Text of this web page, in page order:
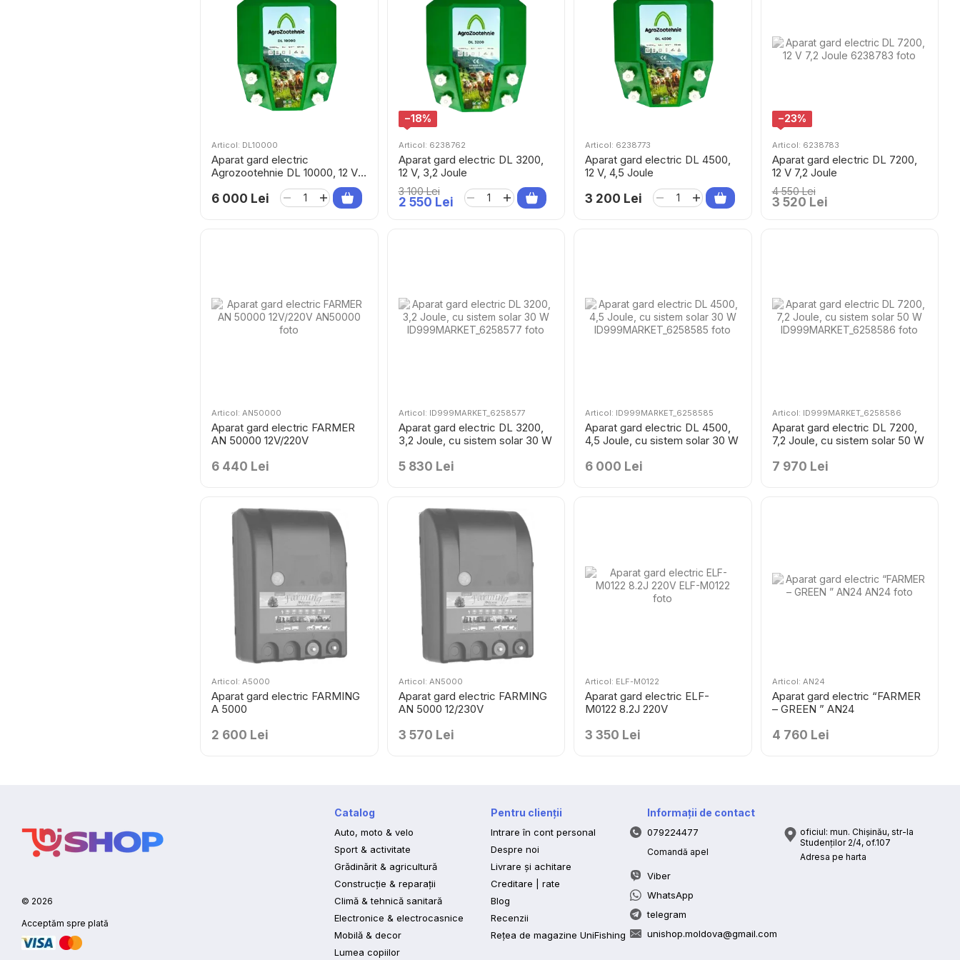
Articol: DL10000
Aparat gard electric
Agrozootehnie DL 10000, 12 V,
6 000 Lei
−18%
Articol: 6238762
Aparat gard electric DL 3200,
12 V, 3,2 Joule
3 100 Lei
2 550 Lei
Articol: 6238773
Aparat gard electric DL 4500,
12 V, 4,5 Joule
3 200 Lei
−23%
Articol: 6238783
Aparat gard electric DL 7200,
12 V 7,2 Joule
4 550 Lei
3 520 Lei
Articol: AN50000
Aparat gard electric FARMER
AN 50000 12V/220V
6 440 Lei
Articol: ID999MARKET_6258577
Aparat gard electric DL 3200,
3,2 Joule, cu sistem solar 30 W
5 830 Lei
Articol: ID999MARKET_6258585
Aparat gard electric DL 4500,
4,5 Joule, cu sistem solar 30 W
6 000 Lei
Articol: ID999MARKET_6258586
Aparat gard electric DL 7200,
7,2 Joule, cu sistem solar 50 W
7 970 Lei
Articol: A5000
Aparat gard electric FARMING
A 5000
2 600 Lei
Articol: AN5000
Aparat gard electric FARMING
AN 5000 12/230V
3 570 Lei
Articol: ELF-M0122
Aparat gard electric ELF-
M0122 8.2J 220V
3 350 Lei
Articol: AN24
Aparat gard electric “FARMER
– GREEN ” AN24
4 760 Lei
© 2026
Acceptăm spre plată
Catalog
Auto, moto & velo
Sport & activitate
Grădinărit & agricultură
Construcție & reparații
Climă & tehnică sanitară
Electronice & electrocasnice
Mobilă & decor
Lumea copiilor
Pentru clienții
Intrare în cont personal
Despre noi
Livrare și achitare
Creditare | rate
Blog
Recenzii
Rețea de magazine UniFishing
Informații de contact
079224477
Comandă apel
Viber
WhatsApp
telegram
unishop.moldova@gmail.com
oficiul: mun. Chișinău, str-la
Studenților 2/4, of.107
Adresa pe harta